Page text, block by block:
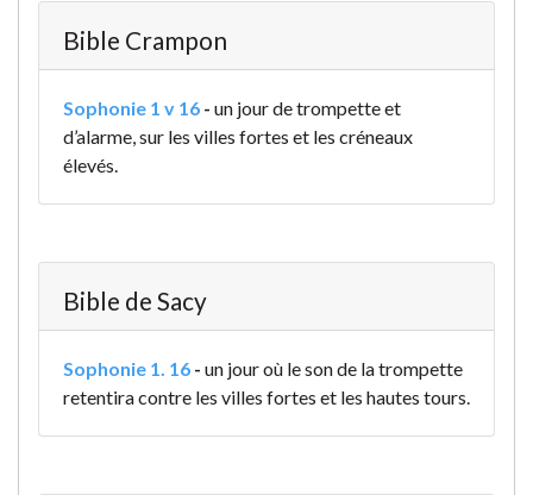
Bible Crampon
Sophonie 1 v 16 - un jour de trompette et
d’alarme, sur les villes fortes et les créneaux
élevés.
Bible de Sacy
Sophonie 1. 16 - un jour où le son de la trompette
retentira contre les villes fortes et les hautes tours.